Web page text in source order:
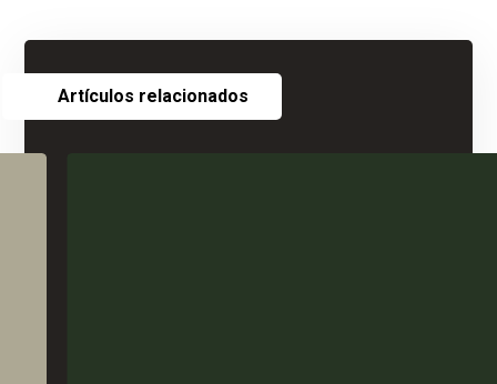
Artículos relacionados